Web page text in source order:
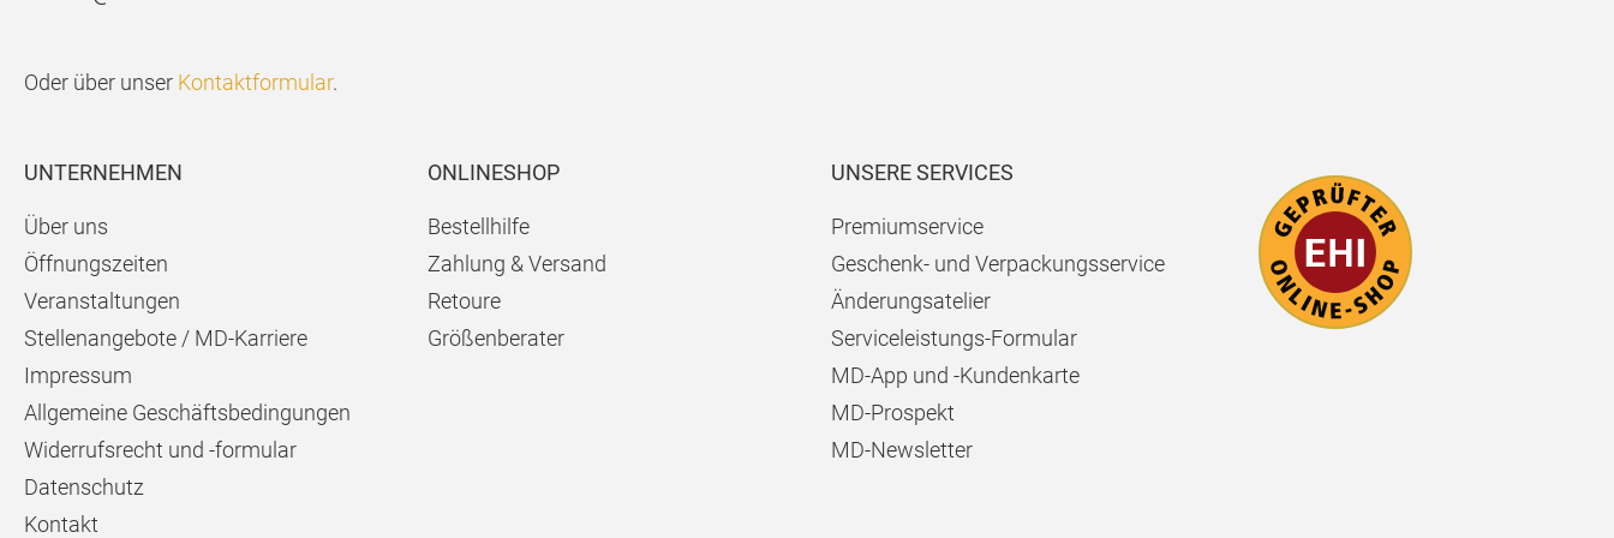
Oder über unser Kontaktformular.
UNTERNEHMEN
Über uns
Öffnungszeiten
Veranstaltungen
Stellenangebote / MD-Karriere
Impressum
Allgemeine Geschäftsbedingungen
Widerrufsrecht und -formular
Datenschutz
Kontakt
ONLINESHOP
Bestellhilfe
Zahlung & Versand
Retoure
Größenberater
UNSERE SERVICES
Premiumservice
Geschenk- und Verpackungsservice
Änderungsatelier
Serviceleistungs-Formular
MD-App und -Kundenkarte
MD-Prospekt
MD-Newsletter